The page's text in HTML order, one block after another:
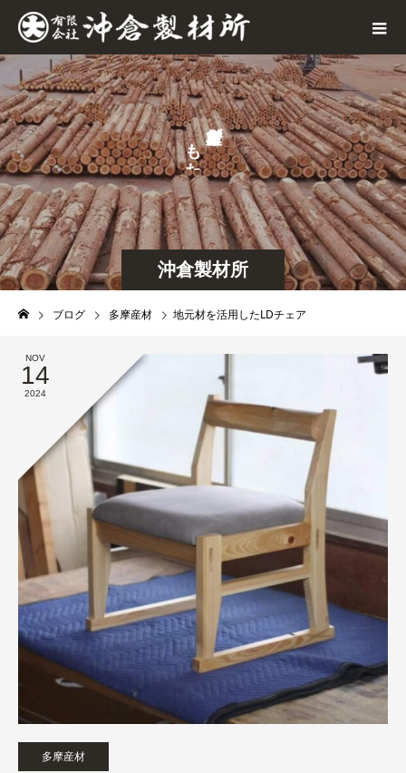
沖倉製材所
が
も
た
ら
す
ブログ 多摩産材 地元材を活用したLDチェア
NOV
14
2024
多摩産材